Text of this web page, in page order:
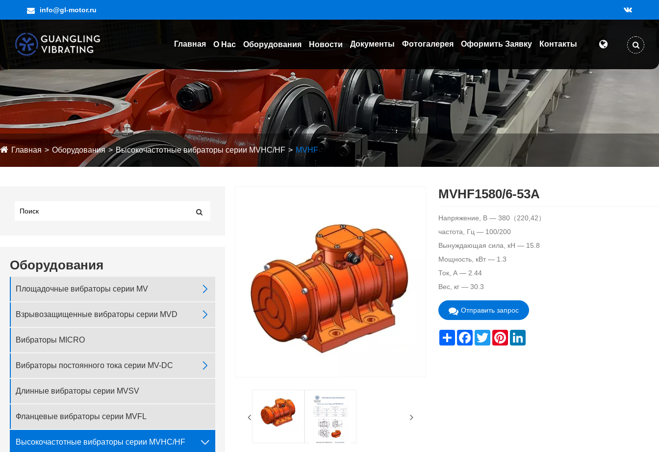
info@gl-motor.ru
Главная О Нас Оборудования Новости Документы Фотогалерея Оформить Заявку Контакты
Главная Оборудования Высокочастотные вибраторы серии MVHC/HF MVHF
Оборудования
Площадочные вибраторы серии MV 
Взрывозащищенные вибраторы серии MVD 
Вибраторы MICRO
Вибраторы постоянного тока серии MV-DC 
Длинные вибраторы серии MVSV
Фланцевые вибраторы серии MVFL
Высокочастотные вибраторы серии MVHC/HF 
MVHF1580/6-53A
Напряжение, В — 380（220,42）
частота, Гц — 100/200
Вынуждающая сила, кН — 15.8
Мощность, кВт — 1.3
Ток, А — 2.44
Вес, кг — 30.3
Отправить запрос
Share Facebook
TwitterPinterest